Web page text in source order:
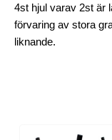
4st hjul varav 2st är
förvaring av stora
liknande.